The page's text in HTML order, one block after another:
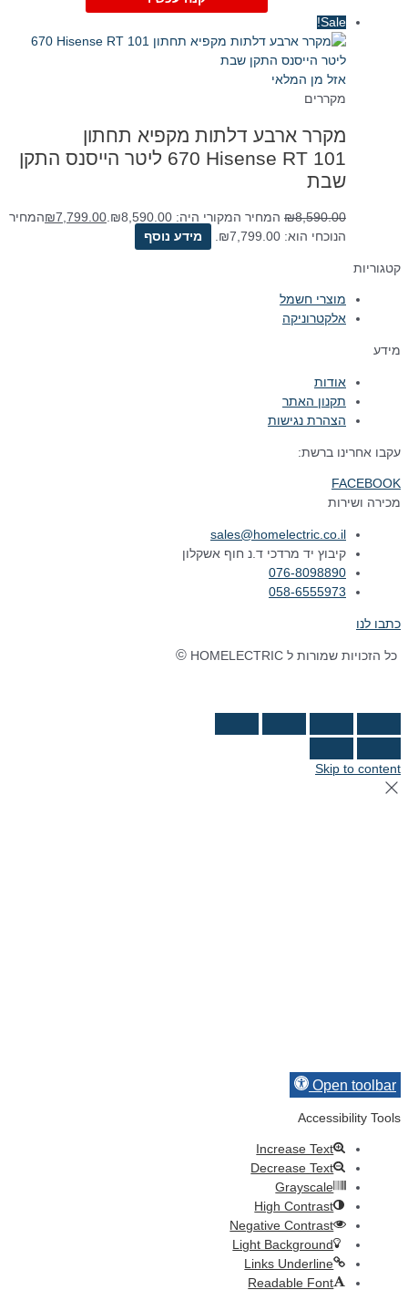
Sale!
אזל מן המלאי
מקררים
מקרר ארבע דלתות ‏מקפיא תחתון
Hisense RT 101 ‏670 ‏ליטר הייסנס התקן
שבת
₪8,590.00 המחיר המקורי היה: ₪8,590.00. ₪7,799.00
המחיר
הנוכחי הוא: ₪7,799.00.
מידע נוסף
קטגוריות
מוצרי חשמל
אלקטרוניקה
מידע
אודות
תקנון האתר
הצהרת נגישות
עקבו אחרינו ברשת:
FACEBOOK
מכירה ושירות
sales@homelectric.co.il
קיבוץ יד מרדכי ד.נ חוף אשקלון
076-8098890
058-6555973
כתבו לנו
כל הזכויות שמורות ל HOMELECTRIC ©
Skip to content
Open toolbar
Accessibility Tools
Increase Text
Decrease Text
Grayscale
High Contrast
Negative Contrast
Light Background
Links Underline
Readable Font